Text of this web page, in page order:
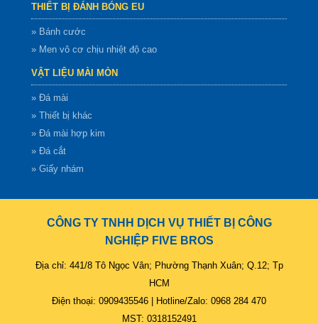
THIẾT BỊ ĐÁNH BÓNG EU
» Bánh cước
» Men vô cơ chịu nhiệt độ cao
VẬT LIỆU MÀI MÒN
» Đá mài
» Thiết bị khác
» Đá mài hợp kim
» Đá cắt
» Giấy nhám
CÔNG TY TNHH DỊCH VỤ THIẾT BỊ CÔNG
NGHIỆP FIVE BROS
Địa chỉ: 441/8 Tô Ngọc Vân; Phường Thạnh Xuân; Q.12; Tp
HCM
Điện thoại: 0909435546 | Hotline/Zalo: 0968 284 470
MST: 0318152491